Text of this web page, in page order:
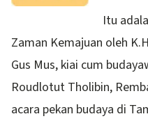
Itu
Zaman Kemajuan oleh
Gus Mus, kiai cum
Roudlotut Tholibin,
acara pekan budaya di